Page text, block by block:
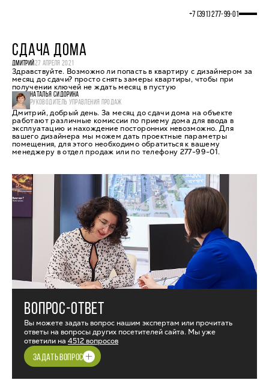
+7 (391) 277‒99‒01
СДАЧА ДОМА
ДМИТРИЙ27 АПРЕЛЯ 2021
Здравствуйте. Возможно ли попасть в квартиру с дизайнером за
месяц до сдачи? просто снять замеры квартиры, чтобы при
получении ключей не ждать месяц в пустую
НАТАЛЬЯ СИДОРИНА
РУКОВОДИТЕЛЬ УПРАВЛЕНИЯ ПРОДАЖ
Дмитрий, добрый день. За месяц до сдачи дома на объекте
работают различные комиссии по приему дома для ввода в
эксплуатацию и нахождение посторонних невозможно. Для
вашего дизайнера мы можем дать проектные параметры
помещения, для этого необходимо обратиться к вашему
менеджеру в отдел продаж или по телефону 277-99-01.
ВОПРОС-ОТВЕТ
Вы можете задать вопрос нашим экспертам или прочитать
ответы на вопросы других посетителей сайта. Мы уже
ответили на 4512 вопросов
ЗАДАТЬ ВОПРОС